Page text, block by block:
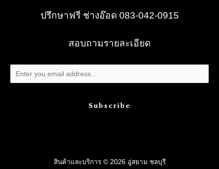
ปรึกษาฟรี ช่างอ๊อด 083-042-0915
สอบถามรายละเอียด
Subscribe
สินค้าและบริการ © 2026 อู่สยาม ชลบุรี